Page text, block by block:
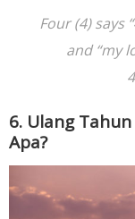
Four (4) says
and “my
4
6. Ulang
Apa?